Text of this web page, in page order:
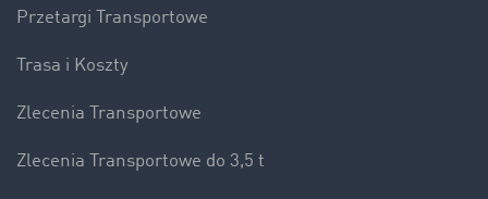
Przetargi Transportowe
Trasa i Koszty
Zlecenia Transportowe
Zlecenia Transportowe do 3,5 t